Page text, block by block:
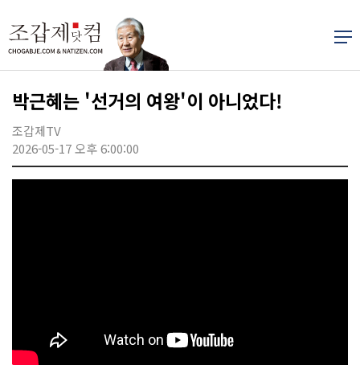
박근혜는 '선거의 여왕'이 아니었다!
조갑제TV
2026-05-17 오후 6:00:00